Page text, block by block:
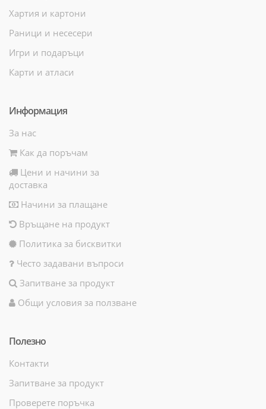
Хартия и картони
Раници и несесери
Игри и подаръци
Карти и атласи
Информация
За нас
Как да поръчам
Цени и начини за
доставка
Начини за плащане
Връщане на продукт
Политика за бисквитки
Често задавани въпроси
Запитване за продукт
Общи условия за ползване
Полезно
Контакти
Запитване за продукт
Проверете поръчка